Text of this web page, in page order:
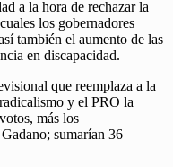
a la hora de rechazar la
los gobernadores
también el aumento de las
en discapacidad.
que reemplaza a la
y el PRO la
más los
sumarían 36